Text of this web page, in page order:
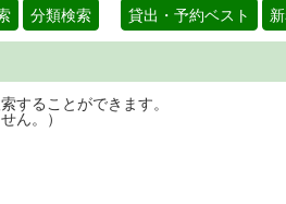
分類検索 貸出・予約ベスト
書を検索することがで
ん。）